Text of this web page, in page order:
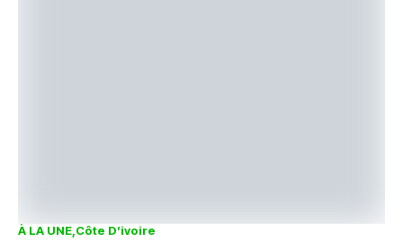
À LA UNE Côte D’ivoire